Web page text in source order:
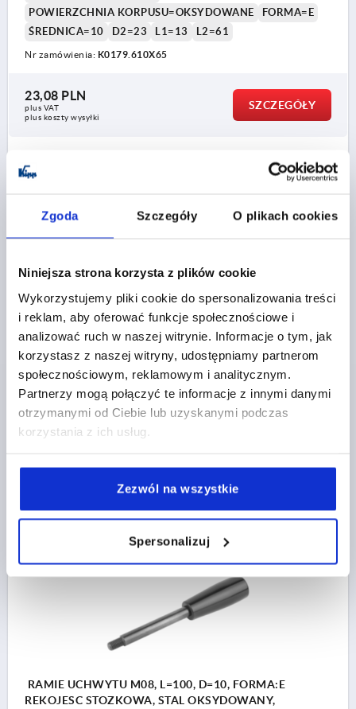
Zgoda Szczegóły O plikach cookies
Niniejsza strona korzysta z plików cookie
Wykorzystujemy pliki cookie do spersonalizowania treści
i reklam, aby oferować funkcje społecznościowe i
analizować ruch w naszej witrynie. Informacje o tym, jak
korzystasz z naszej witryny, udostępniamy partnerom
społecznościowym, reklamowym i analitycznym.
Partnerzy mogą połączyć te informacje z innymi danymi
otrzymanymi od Ciebie lub uzyskanymi podczas
korzystania z ich usług.
Zezwól na wszystkie
Spersonalizuj
POWIERZCHNIA KORPUSU=OKSYDOWANE
FORMA=E
ŚREDNICA=10
D2=23 L1=13 L2=61
Nr zamówienia: K0179.610X65
23,08 PLN
plus VAT
plus koszty wysyłki
SZCZEGÓŁY
K0179 E
RAMIE UCHWYTU M08, L=80, D=10, FORMA:E
REKOJESC STOZKOWA, STAL OKSYDOWANY,
KOMP:DUROPLAST CZARNY WYPOLEROWANE NA
MATERIAŁ KORPUSU=STAL
GWINT=M8
DŁUGOŚĆ TRZONKA=80
POWIERZCHNIA KORPUSU=OKSYDOWANE
FORMA=E
ŚREDNICA=10
D2=23 L1=13 L2=61
Nr zamówienia: K0179.610X80
RAMIE UCHWYTU M08, L=100, D=10, FORMA:E
REKOJESC STOZKOWA, STAL OKSYDOWANY,